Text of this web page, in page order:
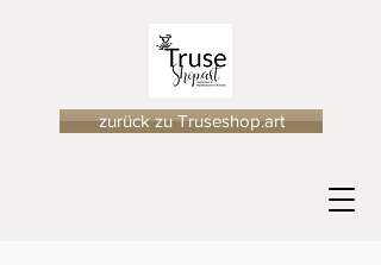
zurück zu Truseshop.art